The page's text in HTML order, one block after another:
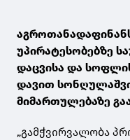
უპირატესობებზე
დაცვისა და
დავით
მიმართულებაზე
„გამჭვირვალობა